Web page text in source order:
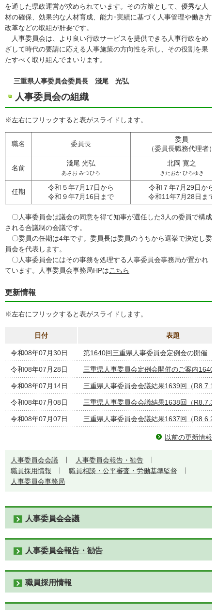
を通した県政運営が求められています。その方策として、優秀な人
材の確保、効果的な人材育成、能力･実績に基づく人事管理や働き方
改革などの取組が肝要です。
人事委員会は、より良い行政サービスを提供できる人事行政をめ
ざして時代の要請に応える人事施策の方向性を示し、その役割を果
たすべく取り組んでまいります。
三重県人事委員会委員長 淺尾 光弘
人事委員会の組織
※左右にフリックすると表がスライドします。
職名 委員長
委員
（委員長職務代理者）
名前
淺尾 光弘
あさお みつひろ
北岡 寛之
きたおか ひろゆき
任期
令和５年7月17日から
令和９年7月16日まで
令和７年7月29日から
令和11年7月28日まで
〇人事委員会は議会の同意を得て知事が選任した3人の委員で構成
される合議制の会議です。
〇委員の任期は4年です。委員長は委員のうちから選挙で決定し委
員会を代表します。
〇人事委員会にはその事務を処理する人事委員会事務局が置かれ
ています。人事委員会事務局HPはこちら
更新情報
※左右にフリックすると表がスライドします。
日付 表題
令和08年07月30日 第1640回三重県人事委員会定例会の開催
令和08年07月28日 三重県人事委員会定例会開催のご案内1640
令和08年07月14日 三重県人事委員会会議結果1639回（
令和08年07月08日 三重県人事委員会会議結果1638回（R8.7.3
令和08年07月07日 三重県人事委員会会議結果1637回（
以前の更新情報
人事委員会会議
人事委員会報告・勧告
職員採用情報
職員相談・公平審査・労働基準監督
人事委員会事務局
人事委員会会議
人事委員会報告・勧告
職員採用情報